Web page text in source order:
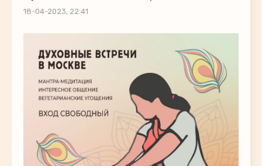
18-04-2023, 22:41